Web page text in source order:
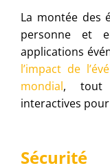
La montée des
personne et
applications
l’impact de
mondial, tout
interactives